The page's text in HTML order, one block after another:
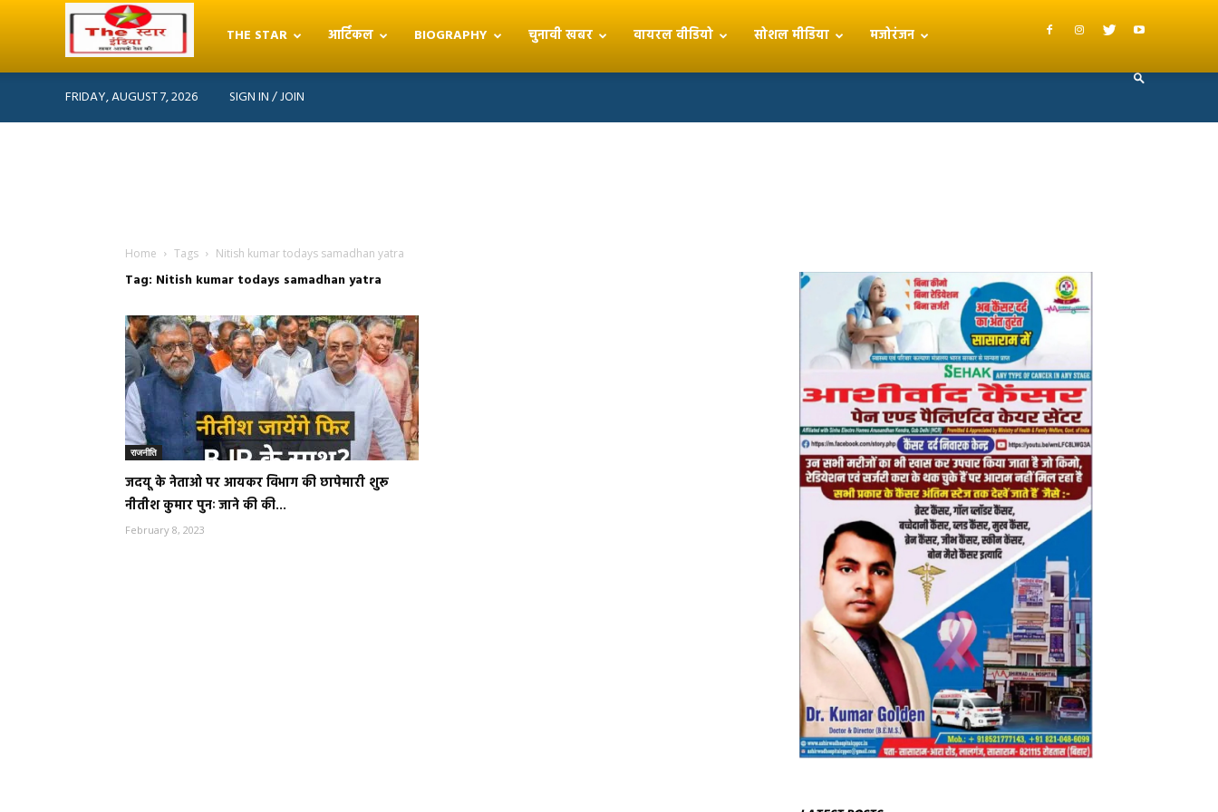
THETHE STAR आर्टिकल BIOGRAPHY चुनावी खबर वायरल वीडियो सोशल मीडिया मजोरंजन
FRIDAY, AUGUST 7, 2026 SIGN IN / JOIN
Home Tags Nitish kumar todays samadhan yatra
Tag: Nitish kumar todays samadhan yatra
राजनीति
जदयू के नेताओ पर आयकर विभाग की छापेमारी शुरू
नीतीश कुमार पुनः जाने की की...
February 8, 2023